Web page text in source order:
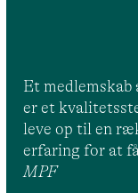
Et
er et
leve op til en
erfaring for at
MPF